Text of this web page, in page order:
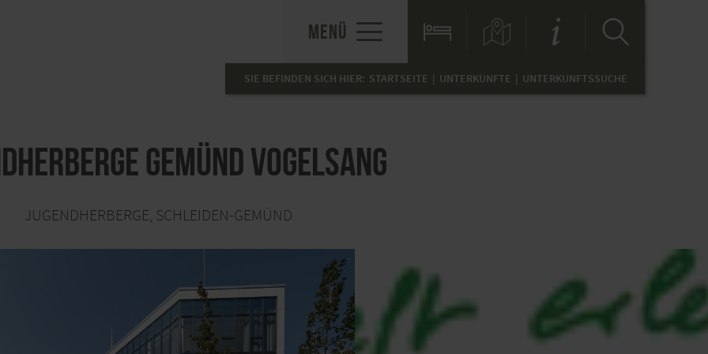
MENÜ
SIE BEFINDEN SICH HIER: STARTSEITE UNTERKÜNFTE UNTERKUNFTSSUCHE
Gemünd Vogelsang
JUGENDHERBERGE, SCHLEIDEN-GEMÜND